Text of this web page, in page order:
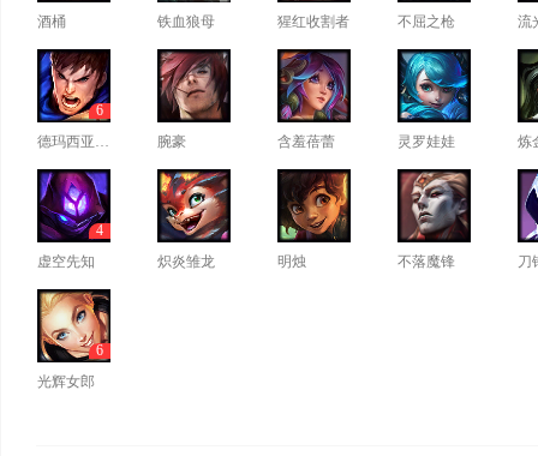
酒桶
铁血狼母
猩红收割者
不屈之枪
流
德玛西亚之力
6
腕豪
含羞蓓蕾 灵罗娃娃 炼
虚空先知
4
炽炎雏龙
明烛 不落魔锋 刀
光辉女郎
6